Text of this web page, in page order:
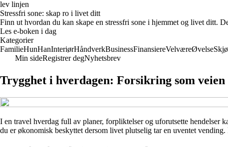
lev linjen
Stressfri sone: skap ro i livet ditt
Finn ut hvordan du kan skape en stressfri sone i hjemmet og livet ditt.
Les e-boken i dag
Kategorier
FamilieHunHanInteriørHåndverkBusinessFinansiereVelværeØvelse
Min sideRegistrer degNyhetsbrev
Trygghet i hverdagen: Forsikring som
I en travel hverdag full av planer, forpliktelser og uforutsette hendelser
du er økonomisk beskyttet dersom livet plutselig tar en uventet